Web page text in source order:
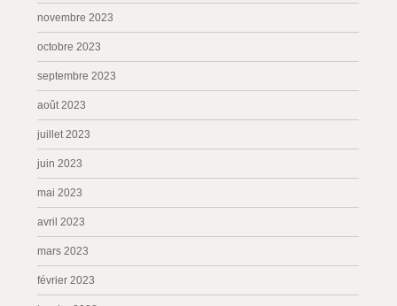
novembre 2023
octobre 2023
septembre 2023
août 2023
juillet 2023
juin 2023
mai 2023
avril 2023
mars 2023
février 2023